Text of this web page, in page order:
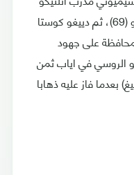
غريزمان واشرك مواطنه كيفن غاميرو (69)، ثم دييغو كوستا
(80) بهدف المحافظة على جهود
الروسي في اياب ثمن
بعدما فاز عليه ذهابا